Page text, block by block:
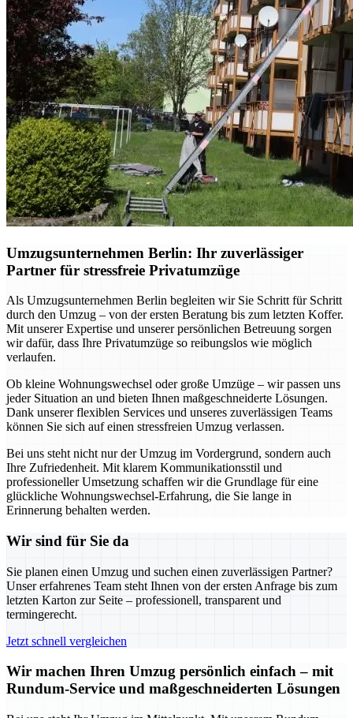
Umzugsunternehmen Berlin: Ihr zuverlässiger
Partner für stressfreie Privatumzüge
Als Umzugsunternehmen Berlin begleiten wir Sie Schritt für Schritt
durch den Umzug – von der ersten Beratung bis zum letzten Koffer.
Mit unserer Expertise und unserer persönlichen Betreuung sorgen
wir dafür, dass Ihre Privatumzüge so reibungslos wie möglich
verlaufen.
Ob kleine Wohnungswechsel oder große Umzüge – wir passen uns
jeder Situation an und bieten Ihnen maßgeschneiderte Lösungen.
Dank unserer flexiblen Services und unseres zuverlässigen Teams
können Sie sich auf einen stressfreien Umzug verlassen.
Bei uns steht nicht nur der Umzug im Vordergrund, sondern auch
Ihre Zufriedenheit. Mit klarem Kommunikationsstil und
professioneller Umsetzung schaffen wir die Grundlage für eine
glückliche Wohnungswechsel-Erfahrung, die Sie lange in
Erinnerung behalten werden.
Wir sind für Sie da
Sie planen einen Umzug und suchen einen zuverlässigen Partner?
Unser erfahrenes Team steht Ihnen von der ersten Anfrage bis zum
letzten Karton zur Seite – professionell, transparent und
termingerecht.
Jetzt schnell vergleichen
Wir machen Ihren Umzug persönlich einfach – mit
Rundum-Service und maßgeschneiderten Lösungen